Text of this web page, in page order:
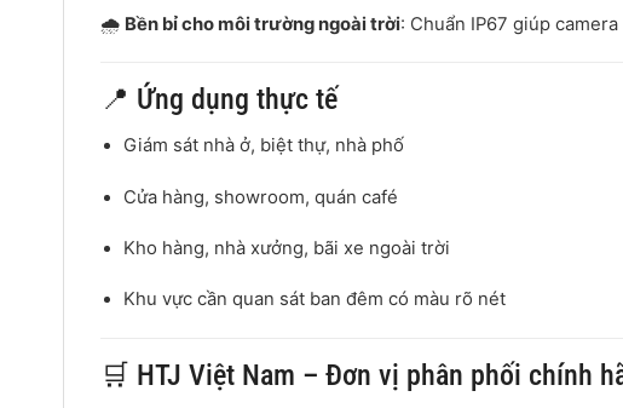
🌧️ Bền bỉ cho môi trường ngoài trời: Chuẩn IP67 giúp
📍 Ứng dụng thực tế
Giám sát nhà ở, biệt thự, nhà phố
Cửa hàng, showroom, quán café
Kho hàng, nhà xưởng, bãi xe ngoài trời
Khu vực cần quan sát ban đêm có màu rõ nét
🛒 HTJ Việt Nam – Đơn vị phân phối chính